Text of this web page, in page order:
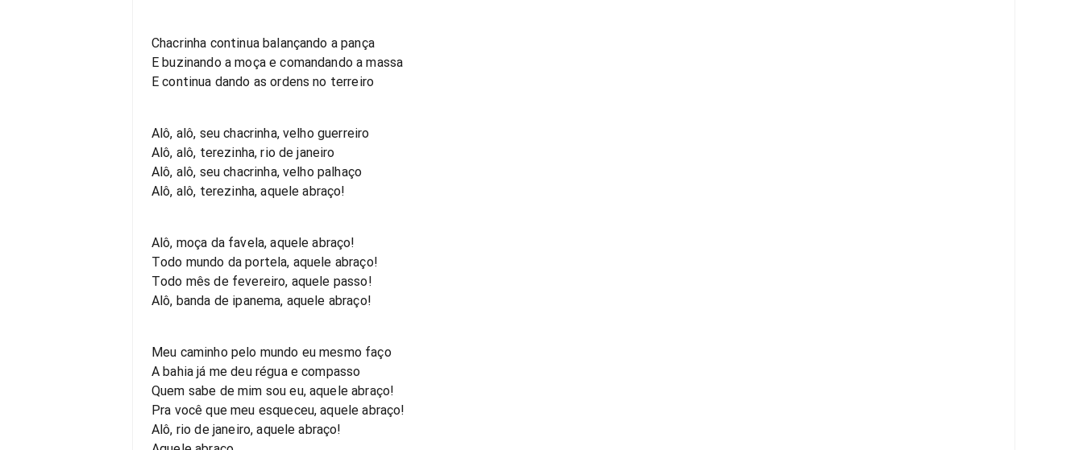
Chacrinha continua balançando a pança
E buzinando a moça e comandando a massa
E continua dando as ordens no terreiro
Alô, alô, seu chacrinha, velho guerreiro
Alô, alô, terezinha, rio de janeiro
Alô, alô, seu chacrinha, velho palhaço
Alô, alô, terezinha, aquele abraço!
Alô, moça da favela, aquele abraço!
Todo mundo da portela, aquele abraço!
Todo mês de fevereiro, aquele passo!
Alô, banda de ipanema, aquele abraço!
Meu caminho pelo mundo eu mesmo faço
A bahia já me deu régua e compasso
Quem sabe de mim sou eu, aquele abraço!
Pra você que meu esqueceu, aquele abraço!
Alô, rio de janeiro, aquele abraço!